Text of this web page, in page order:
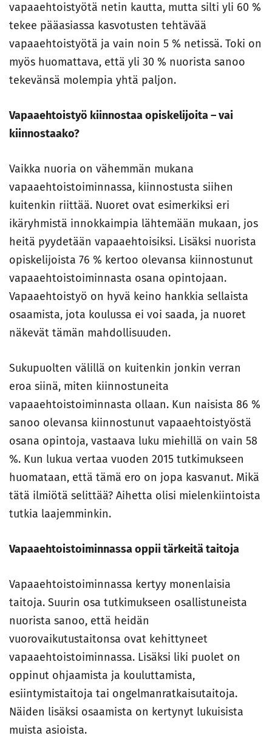
vapaaehtoistyötä netin kautta, mutta silti yli 60 %
tekee pääasiassa kasvotusten tehtävää
vapaaehtoistyötä ja vain noin 5 % netissä. Toki on
myös huomattava, että yli 30 % nuorista sanoo
tekevänsä molempia yhtä paljon.
Vapaaehtoistyö kiinnostaa opiskelijoita – vai
kiinnostaako?
Vaikka nuoria on vähemmän mukana
vapaaehtoistoiminnassa, kiinnostusta siihen
kuitenkin riittää. Nuoret ovat esimerkiksi eri
ikäryhmistä innokkaimpia lähtemään mukaan, jos
heitä pyydetään vapaaehtoisiksi. Lisäksi nuorista
opiskelijoista 76 % kertoo olevansa kiinnostunut
vapaaehtoistoiminnasta osana opintojaan.
Vapaaehtoistyö on hyvä keino hankkia sellaista
osaamista, jota koulussa ei voi saada, ja nuoret
näkevät tämän mahdollisuuden.
Sukupuolten välillä on kuitenkin jonkin verran
eroa siinä, miten kiinnostuneita
vapaaehtoistoiminnasta ollaan. Kun naisista 86 %
sanoo olevansa kiinnostunut vapaaehtoistyöstä
osana opintoja, vastaava luku miehillä on vain 58
%. Kun lukua vertaa vuoden 2015 tutkimukseen
huomataan, että tämä ero on jopa kasvanut. Mikä
tätä ilmiötä selittää? Aihetta olisi mielenkiintoista
tutkia laajemminkin.
Vapaaehtoistoiminnassa oppii tärkeitä taitoja
Vapaaehtoistoiminnassa kertyy monenlaisia
taitoja. Suurin osa tutkimukseen osallistuneista
nuorista sanoo, että heidän
vuorovaikutustaitonsa ovat kehittyneet
vapaaehtoistoiminnassa. Lisäksi liki puolet on
oppinut ohjaamista ja kouluttamista,
esiintymistaitoja tai ongelmanratkaisutaitoja.
Näiden lisäksi osaamista on kertynyt lukuisista
muista asioista.